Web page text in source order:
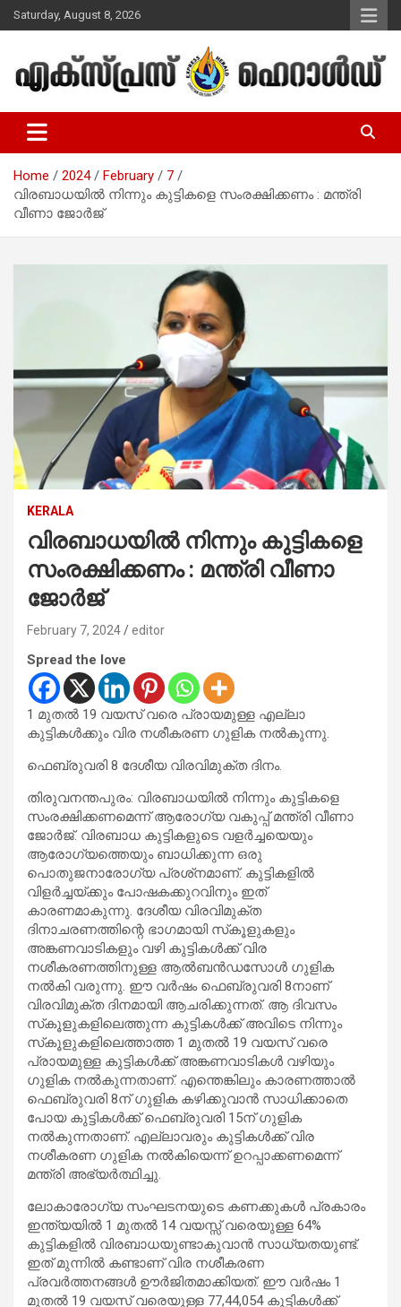
Skip
to
Saturday, August 8, 2026
Express Herald – Malayalam
Christian News
Home 2024 February
7
വിരബാധയില്‍ നിന്നും കുട്ടികളെ സംരക്ഷിക്കണം : മന്ത്രി
വീണാ ജോര്‍ജ്
KERALA
വിരബാധയില്‍ നിന്നും കുട്ടികളെ
സംരക്ഷിക്കണം : മന്ത്രി വീണാ
ജോര്‍ജ്
February 7, 2024 editor
Spread the love
1 മുതല്‍ 19 വയസ് വരെ പ്രായമുള്ള എല്ലാ
കുട്ടികള്‍ക്കും വിര നശീകരണ ഗുളിക നല്‍കുന്നു.
ഫെബ്രുവരി 8 ദേശീയ വിരവിമുക്ത ദിനം.
തിരുവനന്തപുരം: വിരബാധയില്‍ നിന്നും കുട്ടികളെ
സംരക്ഷിക്കണമെന്ന് ആരോഗ്യ വകുപ്പ് മന്ത്രി വീണാ
ജോര്‍ജ്. വിരബാധ കുട്ടികളുടെ വളര്‍ച്ചയെയും
ആരോഗ്യത്തെയും ബാധിക്കുന്ന ഒരു
പൊതുജനാരോഗ്യ പ്രശ്‌നമാണ്. കുട്ടികളില്‍
വിളര്‍ച്ചയ്ക്കും പോഷകക്കുറവിനും ഇത്
കാരണമാകുന്നു. ദേശീയ വിരവിമുക്ത
ദിനാചരണത്തിന്റെ ഭാഗമായി സ്‌കൂളുകളും
അങ്കണവാടികളും വഴി കുട്ടികള്‍ക്ക് വിര
നശീകരണത്തിനുള്ള ആല്‍ബന്‍ഡസോള്‍ ഗുളിക
നല്‍കി വരുന്നു. ഈ വര്‍ഷം ഫെബ്രുവരി 8നാണ്
വിരവിമുക്ത ദിനമായി ആചരിക്കുന്നത്. ആ ദിവസം
സ്‌കൂളുകളിലെത്തുന്ന കുട്ടികള്‍ക്ക് അവിടെ നിന്നും
സ്‌കൂളുകളിലെത്താത്ത 1 മുതല്‍ 19 വയസ് വരെ
പ്രായമുള്ള കുട്ടികള്‍ക്ക് അങ്കണവാടികള്‍ വഴിയും
ഗുളിക നല്‍കുന്നതാണ്. എന്തെങ്കിലും കാരണത്താല്‍
ഫെബ്രുവരി 8ന് ഗുളിക കഴിക്കുവാന്‍ സാധിക്കാതെ
പോയ കുട്ടികള്‍ക്ക് ഫെബ്രുവരി 15ന് ഗുളിക
നല്‍കുന്നതാണ്. എല്ലാവരും കുട്ടികള്‍ക്ക് വിര
നശീകരണ ഗുളിക നല്‍കിയെന്ന് ഉറപ്പാക്കണമെന്ന്
മന്ത്രി അഭ്യര്‍ത്ഥിച്ചു.
ലോകാരോഗ്യ സംഘടനയുടെ കണക്കുകള്‍ പ്രകാരം
ഇന്ത്യയില്‍ 1 മുതല്‍ 14 വയസ്സ് വരെയുള്ള 64%
കുട്ടികളില്‍ വിരബാധയുണ്ടാകുവാന്‍ സാധ്യതയുണ്ട്.
ഇത് മുന്നില്‍ കണ്ടാണ് വിര നശീകരണ
പ്രവര്‍ത്തനങ്ങള്‍ ഊര്‍ജിതമാക്കിയത്. ഈ വര്‍ഷം 1
മുതല്‍ 19 വയസ് വരെയുള്ള 77,44,054 കുട്ടികള്‍ക്ക്